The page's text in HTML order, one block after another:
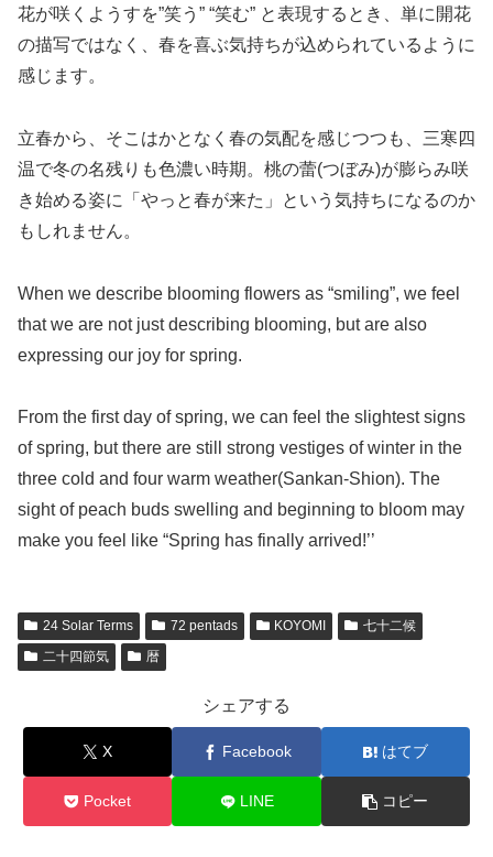
花が咲くようすを”笑う” “笑む” と表現するとき、単に開花
の描写ではなく、春を喜ぶ気持ちが込められているように
感じます。
立春から、そこはかとなく春の気配を感じつつも、三寒四
温で冬の名残りも色濃い時期。桃の蕾(つぼみ)が膨らみ咲
き始める姿に「やっと春が来た」という気持ちになるのか
もしれません。
When we describe blooming flowers as “smiling”, we feel
that we are not just describing blooming, but are also
expressing our joy for spring.
From the first day of spring, we can feel the slightest signs
of spring, but there are still strong vestiges of winter in the
three cold and four warm weather(Sankan-Shion). The
sight of peach buds swelling and beginning to bloom may
make you feel like “Spring has finally arrived!’’
24 Solar Terms 72 pentads KOYOMI
七十二候
二十四節気
暦
シェアする
X Facebook はてブ
Pocket LINE コピー